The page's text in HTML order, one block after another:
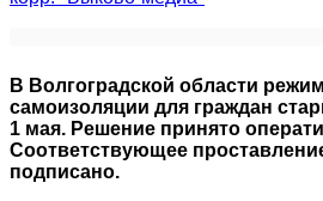
В Волгоградской области
самоизоляции для граждан
1 мая. Решение принято
Соответствующее
подписано.